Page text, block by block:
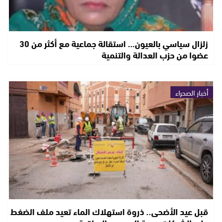
زلزال سياسي بالعيون… استقالة جماعية مع أكثر من 30
عضوا من حزب العدالة والتنمية
أخبار الصحراء
قبل عيد الأضحى.. ذروة استهلاك الماء تعيد ملف الضغط